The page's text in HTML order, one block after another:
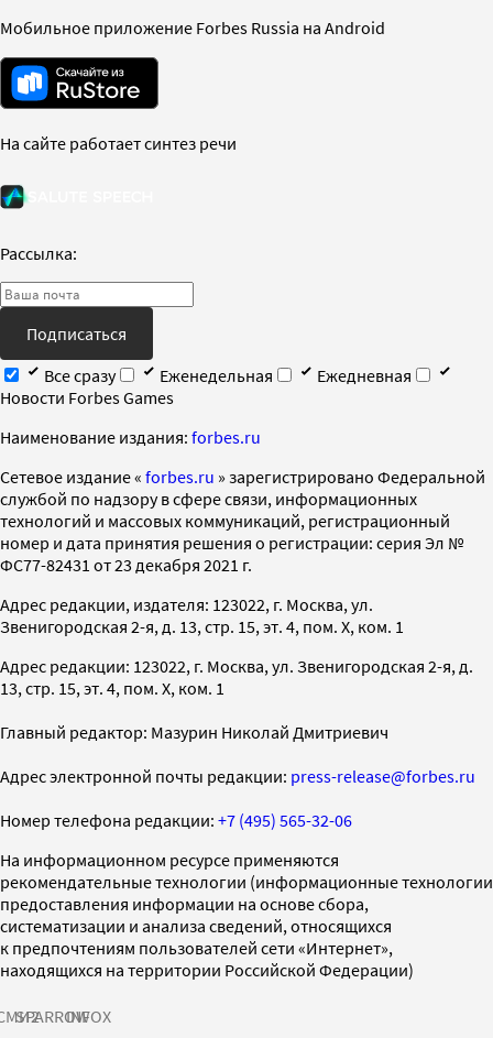
Мобильное приложение Forbes Russia на Android
На сайте работает синтез речи
Рассылка:
Подписаться
Все сразу
Еженедельная
Ежедневная
Новости Forbes Games
Наименование издания: forbes.ru
Cетевое издание « forbes.ru » зарегистрировано Федеральной
службой по надзору в сфере связи, информационных
технологий и массовых коммуникаций, регистрационный
номер и дата принятия решения о регистрации: серия Эл №
ФС77-82431 от 23 декабря 2021 г.
Адрес редакции, издателя: 123022, г. Москва, ул.
Звенигородская 2-я, д. 13, стр. 15, эт. 4, пом. X, ком. 1
Адрес редакции: 123022, г. Москва, ул. Звенигородская 2-я, д.
13, стр. 15, эт. 4, пом. X, ком. 1
Главный редактор: Мазурин Николай Дмитриевич
Адрес электронной почты редакции: press-release@forbes.ru
Номер телефона редакции: +7 (495) 565-32-06
На информационном ресурсе применяются
рекомендательные технологии (информационные технологии
предоставления информации на основе сбора,
систематизации и анализа сведений, относящихся
к предпочтениям пользователей сети «Интернет»,
находящихся на территории Российской Федерации)
SPARROWINFOX